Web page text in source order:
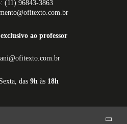
(11) 96843-3863
ao professor
das 9hàs 18h